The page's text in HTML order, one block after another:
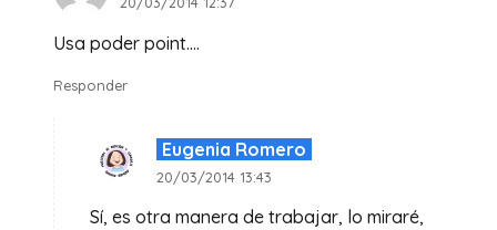
Usa poder point….
Responder
Eugenia Romero
20/03/2014 13:43
Sí, es otra manera de trabajar, lo miraré,